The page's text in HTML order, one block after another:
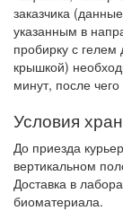
заказчика
указанным в
пробирку с
крышкой)
минут, после
Условия
До приезда
вертикальном
Доставка в
биоматериала.